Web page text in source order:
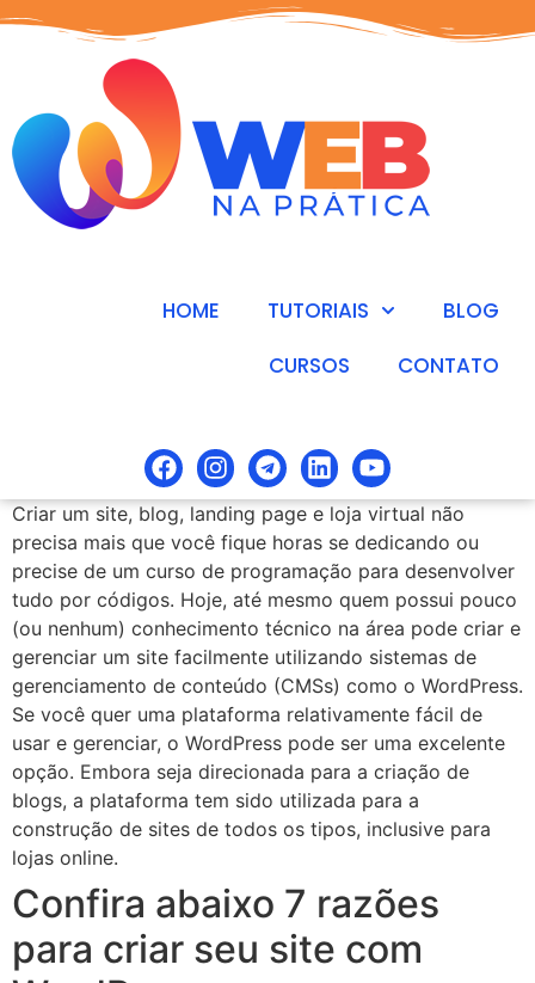
HOME TUTORIAIS
BLOG
CURSOS
CONTATO
Criar um site, blog, landing page e loja virtual não
precisa mais que você fique horas se dedicando ou
precise de um curso de programação para desenvolver
tudo por códigos. Hoje, até mesmo quem possui pouco
(ou nenhum) conhecimento técnico na área pode criar e
gerenciar um site facilmente utilizando sistemas de
gerenciamento de conteúdo (CMSs) como o WordPress.
Se você quer uma plataforma relativamente fácil de
usar e gerenciar, o WordPress pode ser uma excelente
opção. Embora seja direcionada para a criação de
blogs, a plataforma tem sido utilizada para a
construção de sites de todos os tipos, inclusive para
lojas online.
Confira abaixo 7 razões
para criar seu site com